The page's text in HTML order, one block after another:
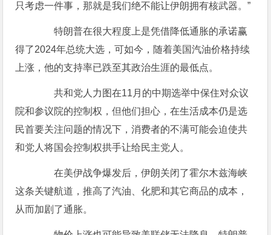
只考虑一件事，那就是我们绝不能让伊朗拥有核武器。”
特朗普在很大程度上是凭借降低通胀的承诺赢
得了2024年总统大选，可如今，随着美国汽油价格持续
上涨，他的支持率已跌至其政治生涯的最低点。
共和党人力图在11月的中期选举中保住对众议
院和参议院的控制权，但他们担心，在生活成本仍是选
民首要关注问题的情况下，消费者的不满可能会迫使共
和党人将国会控制权拱手让给民主党人。
在美伊战争爆发后，伊朗关闭了霍尔木兹海峡
这条关键航道，推高了汽油、化肥和其它商品的成本，
从而加剧了通胀。